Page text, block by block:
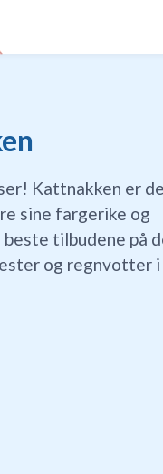
Kattnakken er
sine fargerike og
tilbudene på
og regnvotter i